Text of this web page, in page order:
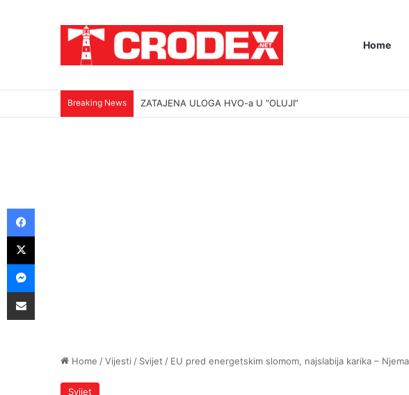
Home
Breaking News (VIDEO)Srbi su ga mučili i ubili na najokrutniji način – još
Home /Vijesti / Svijet / EU pred energetskim slomom, najslabija karika –
Svijet
Facebook
X
Messenger
Podijeli putem E-maila